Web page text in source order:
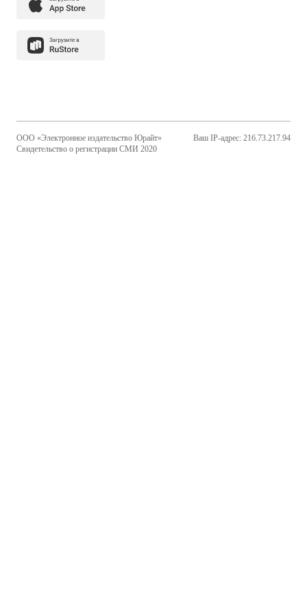
ООО «Электронное издательство Юрайт»
Свидетельство о регистрации СМИ 2020
Ваш IP-адрес: 216.73.217.94